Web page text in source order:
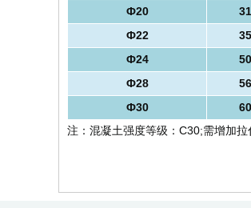
Ф20
Ф22
Ф24
Ф28
Ф30
注：混凝土强度等级：C30;需增加